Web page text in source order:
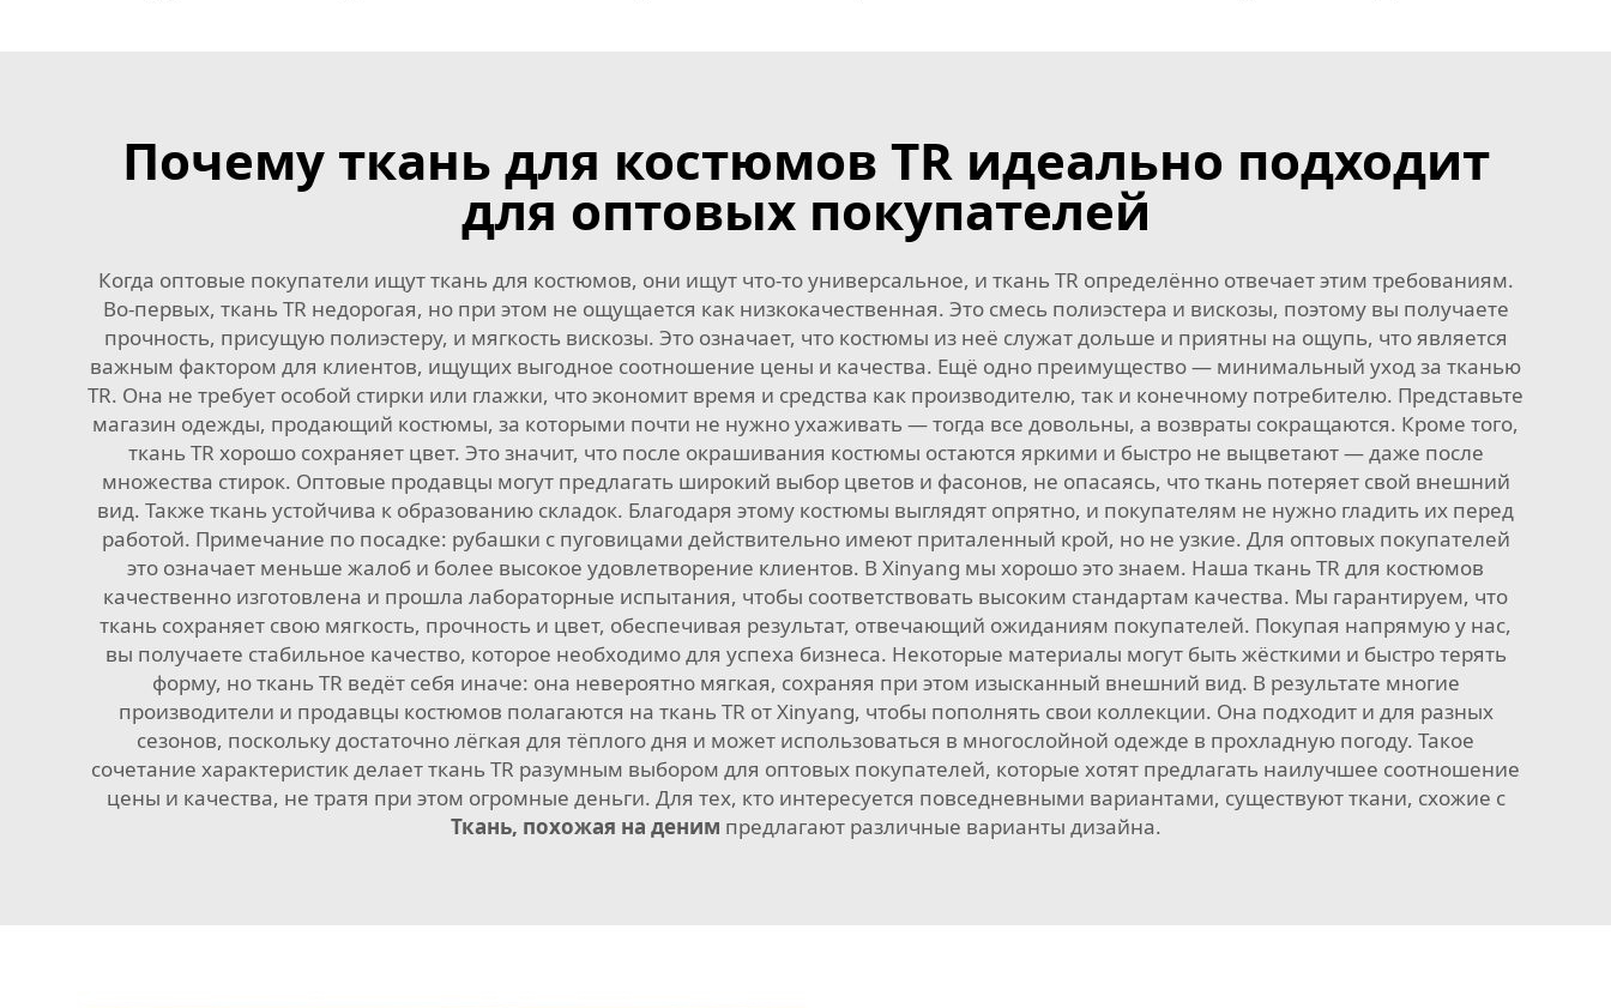
Почему ткань для костюмов TR идеально подходит
для оптовых покупателей
Когда оптовые покупатели ищут ткань для костюмов, они ищут что-то универсальное, и ткань TR определённо отвечает этим требованиям.
Во-первых, ткань TR недорогая, но при этом не ощущается как низкокачественная. Это смесь полиэстера и вискозы, поэтому вы получаете
прочность, присущую полиэстеру, и мягкость вискозы. Это означает, что костюмы из неё служат дольше и приятны на ощупь, что является
важным фактором для клиентов, ищущих выгодное соотношение цены и качества. Ещё одно преимущество — минимальный уход за тканью
TR. Она не требует особой стирки или глажки, что экономит время и средства как производителю, так и конечному потребителю. Представьте
магазин одежды, продающий костюмы, за которыми почти не нужно ухаживать — тогда все довольны, а возвраты сокращаются. Кроме того,
ткань TR хорошо сохраняет цвет. Это значит, что после окрашивания костюмы остаются яркими и быстро не выцветают — даже после
множества стирок. Оптовые продавцы могут предлагать широкий выбор цветов и фасонов, не опасаясь, что ткань потеряет свой внешний
вид. Также ткань устойчива к образованию складок. Благодаря этому костюмы выглядят опрятно, и покупателям не нужно гладить их перед
работой. Примечание по посадке: рубашки с пуговицами действительно имеют приталенный крой, но не узкие. Для оптовых покупателей
это означает меньше жалоб и более высокое удовлетворение клиентов. В Xinyang мы хорошо это знаем. Наша ткань TR для костюмов
качественно изготовлена и прошла лабораторные испытания, чтобы соответствовать высоким стандартам качества. Мы гарантируем, что
ткань сохраняет свою мягкость, прочность и цвет, обеспечивая результат, отвечающий ожиданиям покупателей. Покупая напрямую у нас,
вы получаете стабильное качество, которое необходимо для успеха бизнеса. Некоторые материалы могут быть жёсткими и быстро терять
форму, но ткань TR ведёт себя иначе: она невероятно мягкая, сохраняя при этом изысканный внешний вид. В результате многие
производители и продавцы костюмов полагаются на ткань TR от Xinyang, чтобы пополнять свои коллекции. Она подходит и для разных
сезонов, поскольку достаточно лёгкая для тёплого дня и может использоваться в многослойной одежде в прохладную погоду. Такое
сочетание характеристик делает ткань TR разумным выбором для оптовых покупателей, которые хотят предлагать наилучшее соотношение
цены и качества, не тратя при этом огромные деньги. Для тех, кто интересуется повседневными вариантами, существуют ткани, схожие с
Ткань, похожая на деним предлагают различные варианты дизайна.